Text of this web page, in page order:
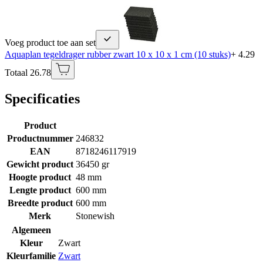
Voeg product toe aan set
Aquaplan tegeldrager rubber zwart 10 x 10 x 1 cm (10 stuks)+ 4.29
Totaal 26.78
Specificaties
Product
Productnummer 246832
EAN
8718246117919
Gewicht product 36450 gr
Hoogte product 48 mm
Lengte product 600 mm
Breedte product 600 mm
Merk
Stonewish
Algemeen
Kleur
Zwart
Kleurfamilie Zwart